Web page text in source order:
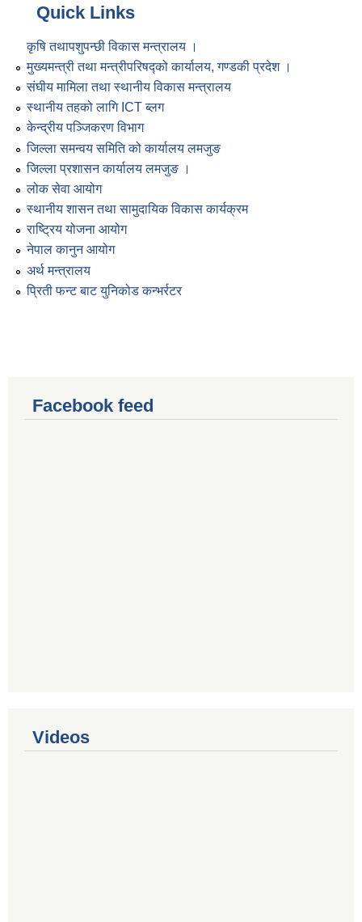
Quick Links
कृषि तथापशुपन्छी विकास मन्त्रालय ।
मुख्यमन्त्री तथा मन्त्रीपरिषद्को कार्यालय, गण्डकी प्रदेश ।
संघीय मामिला तथा स्थानीय विकास मन्त्रालय
स्थानीय तहको लागि ICT ब्लग
केन्द्रीय पञ्जिकरण विभाग
जिल्ला समन्वय समिति को कार्यालय लमजुङ
जिल्ला प्रशासन कार्यालय लमजुङ ।
लोक सेवा आयोग
स्थानीय शासन तथा सामुदायिक विकास कार्यक्रम
राष्ट्रिय योजना आयोग
नेपाल कानुन आयोग
अर्थ मन्त्रालय
प्रिती फन्ट बाट युनिकोड कन्भर्रटर
Facebook feed
Videos